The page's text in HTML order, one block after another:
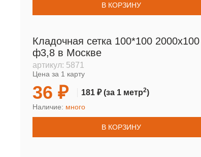
В КОРЗИНУ
Кладочная сетка 100*100 2000х100
ф3,8 в Москве
артикул: 5871
Цена за 1 карту
36 ₽ 181 ₽(за 1 метр2)
Наличие: много
В КОРЗИНУ